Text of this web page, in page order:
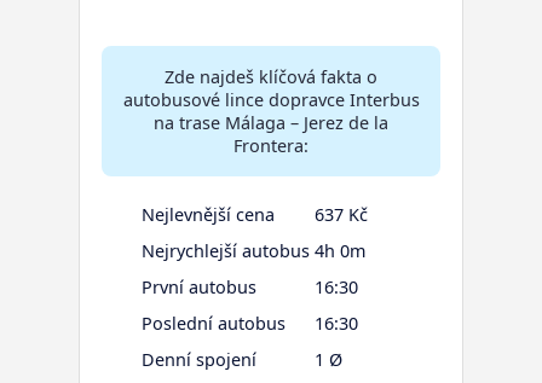
Zde najdeš klíčová fakta o
autobusové lince dopravce Interbus
na trase Málaga – Jerez de la
Frontera:
Nejlevnější cena
637 Kč
Nejrychlejší autobus 4h 0m
První autobus
16:30
Poslední autobus
16:30
Denní spojení
1 Ø